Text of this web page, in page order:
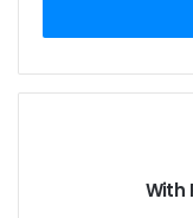
CivilLasers
ザー装置です。光
応します。コン
精密加工、レー
With